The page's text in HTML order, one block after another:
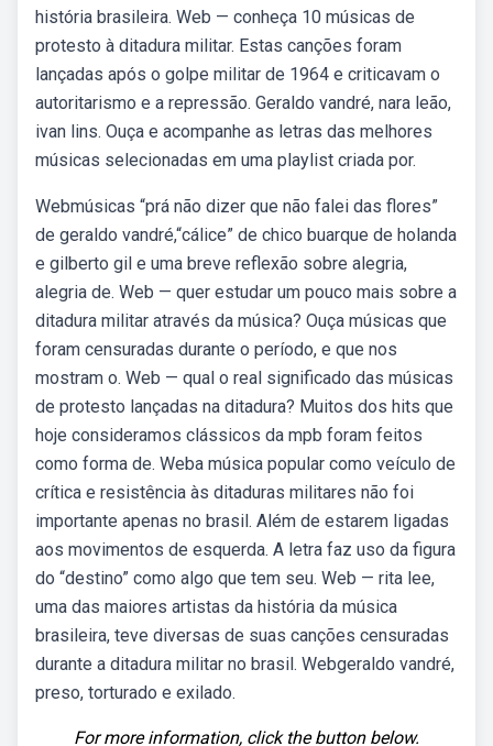
história brasileira. Web — conheça 10 músicas de
protesto à ditadura militar. Estas canções foram
lançadas após o golpe militar de 1964 e criticavam o
autoritarismo e a repressão. Geraldo vandré, nara leão,
ivan lins. Ouça e acompanhe as letras das melhores
músicas selecionadas em uma playlist criada por.
Webmúsicas “prá não dizer que não falei das flores”
de geraldo vandré,“cálice” de chico buarque de holanda
e gilberto gil e uma breve reflexão sobre alegria,
alegria de. Web — quer estudar um pouco mais sobre a
ditadura militar através da música? Ouça músicas que
foram censuradas durante o período, e que nos
mostram o. Web — qual o real significado das músicas
de protesto lançadas na ditadura? Muitos dos hits que
hoje consideramos clássicos da mpb foram feitos
como forma de. Weba música popular como veículo de
crítica e resistência às ditaduras militares não foi
importante apenas no brasil. Além de estarem ligadas
aos movimentos de esquerda. A letra faz uso da figura
do “destino” como algo que tem seu. Web — rita lee,
uma das maiores artistas da história da música
brasileira, teve diversas de suas canções censuradas
durante a ditadura militar no brasil. Webgeraldo vandré,
preso, torturado e exilado.
For more information, click the button below.